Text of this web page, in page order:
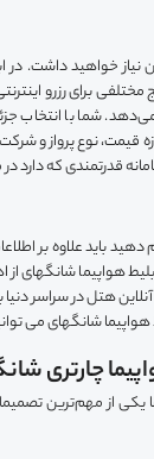
نیاز خواهید
برای رزرو
شما با انتخاب
نوع پرواز و
قدرتمندی که دارد
دهید باید علاوه
هواپیما شانگهای
هتل در سراسر
هواپیما شانگهای می
چارتری
از مهم‌ترین